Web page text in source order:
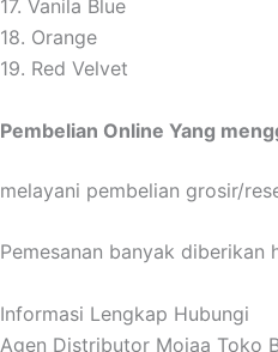
17. Vanila Blue
18. Orange
19. Red Velvet
Pembelian Online Yang
melayani pembelian grosir/
Pemesanan banyak diberikan
Informasi Lengkap Hubungi
Agen Distributor Moiaa Toko